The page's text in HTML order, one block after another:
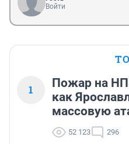
Войти
1
Пожар на
как
массовую
52 123 296